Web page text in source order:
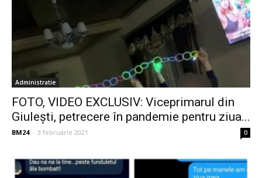
Administratie
FOTO, VIDEO EXCLUSIV: Viceprimarul din
Giuleşti, petrecere în pandemie pentru ziua...
BM24 - 3 februarie 2021 0